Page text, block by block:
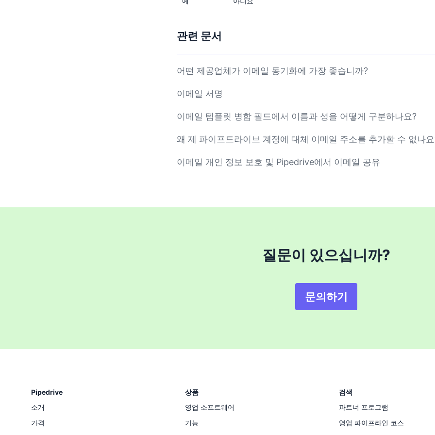
관련 문서
어떤 제공업체가 이메일 동기화에 가장 좋습니까?
이메일 서명
이메일 템플릿 병합 필드에서 이름과 성을 어떻게 구분하나요?
왜 제 파이프드라이브 계정에 대체 이메일 주소를 추가할 수 없나
이메일 개인 정보 보호 및 Pipedrive에서 이메일 공유
질문이 있으십니까?
문의하기
Pipedrive
소개
가격
상품
영업 소프트웨어
기능
검색
파트너 프로그램
영업 파이프라인 코스